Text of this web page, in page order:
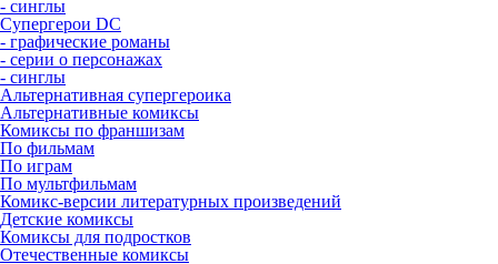
- синглы
Супергерои DC
- графические романы
- серии о персонажах
- синглы
Альтернативная супергероика
Альтернативные комиксы
Комиксы по франшизам
По фильмам
По играм
По мультфильмам
Комикс-версии литературных произведений
Детские комиксы
Комиксы для подростков
Отечественные комиксы